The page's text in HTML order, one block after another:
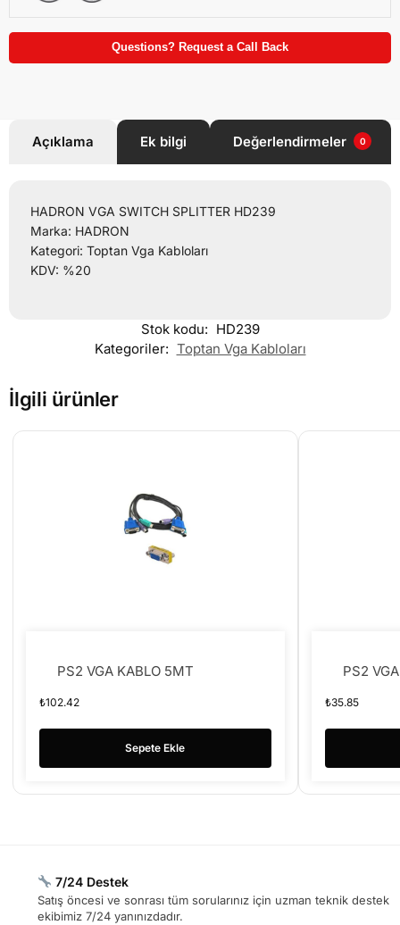
Questions? Request a Call Back
Açıklama Ek bilgi Değerlendirmeler 0
HADRON VGA SWITCH SPLITTER HD239
Marka: HADRON
Kategori: Toptan Vga Kabloları
KDV: %20
Stok kodu: HD239
Kategoriler: Toptan Vga Kabloları
İlgili ürünler
PS2 VGA KABLO 5MT
₺102.42
Sepete Ekle
PS2
₺35.85
7/24 Destek
Satış öncesi ve sonrası tüm sorularınız için uzman teknik destek
ekibimiz 7/24 yanınızdadır.